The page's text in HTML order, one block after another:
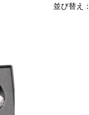
並び替え：